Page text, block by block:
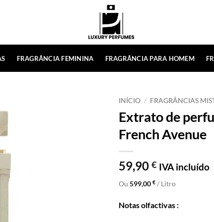
FRAGRÂNCIA FEMININA FRAGRÂNCIA PARA HOMEM
INÍCIO / FRAGRÂNCIAS
Extrato de
French Avenue
59,90 € IVA incluído
Ou 599,00 € / Litro
Notas olfactivas :